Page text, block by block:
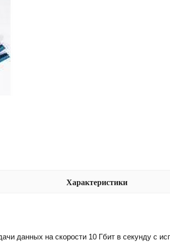
Характеристики
данных на скорости 10 Гбит в секунду с